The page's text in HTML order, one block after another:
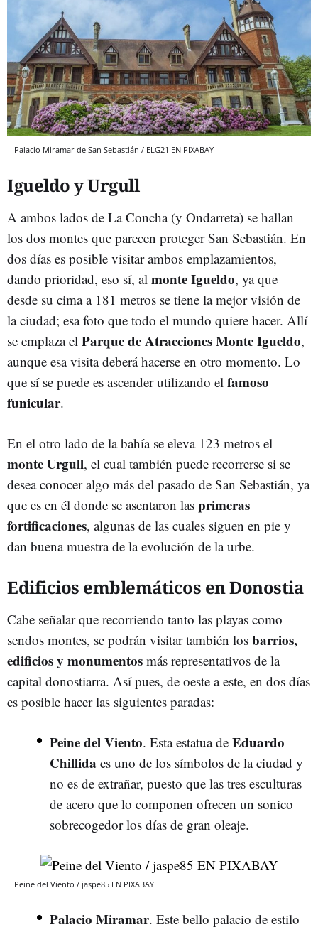
Palacio Miramar de San Sebastián / ELG21 EN PIXABAY
Igueldo y Urgull
A ambos lados de La Concha (y Ondarreta) se hallan
los dos montes que parecen proteger San Sebastián. En
dos días es posible visitar ambos emplazamientos,
dando prioridad, eso sí, al monte Igueldo, ya que
desde su cima a 181 metros se tiene la mejor visión de
la ciudad; esa foto que todo el mundo quiere hacer. Allí
se emplaza el Parque de Atracciones Monte Igueldo,
aunque esa visita deberá hacerse en otro momento. Lo
que sí se puede es ascender utilizando el famoso
funicular.
En el otro lado de la bahía se eleva 123 metros el
monte Urgull, el cual también puede recorrerse si se
desea conocer algo más del pasado de San Sebastián, ya
que es en él donde se asentaron las primeras
fortificaciones, algunas de las cuales siguen en pie y
dan buena muestra de la evolución de la urbe.
Edificios emblemáticos en Donostia
Cabe señalar que recorriendo tanto las playas como
sendos montes, se podrán visitar también los barrios,
edificios y monumentos más representativos de la
capital donostiarra. Así pues, de oeste a este, en dos días
es posible hacer las siguientes paradas:
Peine del Viento. Esta estatua de Eduardo
Chillida es uno de los símbolos de la ciudad y
no es de extrañar, puesto que las tres esculturas
de acero que lo componen ofrecen un sonico
sobrecogedor los días de gran oleaje.
Peine del Viento / jaspe85 EN PIXABAY
Palacio Miramar. Este bello palacio de estilo